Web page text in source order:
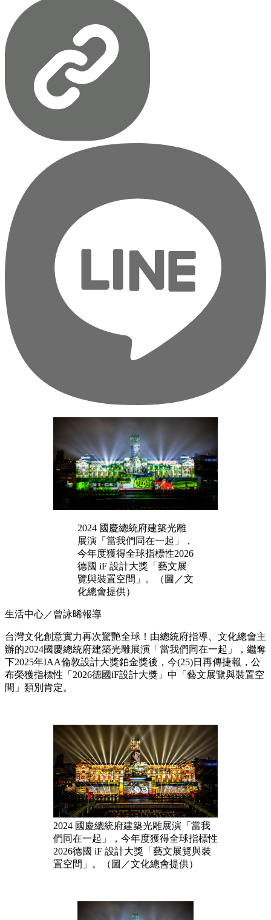
2024 國慶總統府建築光雕
展演「當我們同在一起」，
今年度獲得全球指標性2026
德國 iF 設計大獎「藝文展
覽與裝置空間」。（圖／文
化總會提供）
生活中心／曾詠晞報導
台灣文化創意實力再次驚艷全球！由總統府指導、文化總會主
辦的2024國慶總統府建築光雕展演「當我們同在一起」，繼奪
下2025年IAA倫敦設計大獎鉑金獎後，今(25)日再傳捷報，公
布榮獲指標性「2026德國iF設計大獎」中「藝文展覽與裝置空
間」類別肯定。
2024 國慶總統府建築光雕展演「當我
們同在一起」，今年度獲得全球指標性
2026德國 iF 設計大獎「藝文展覽與裝
置空間」。（圖／文化總會提供）